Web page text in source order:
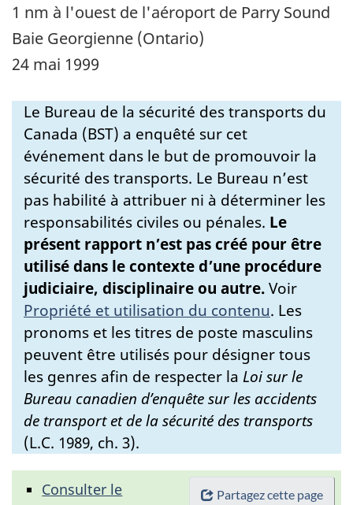
1 nm à l'ouest de l'aéroport de Parry Sound
Baie Georgienne (Ontario)
24 mai 1999
Le Bureau de la sécurité des transports du
Canada (BST) a enquêté sur cet
événement dans le but de promouvoir la
sécurité des transports. Le Bureau n’est
pas habilité à attribuer ni à déterminer les
responsabilités civiles ou pénales. Le
présent rapport n’est pas créé pour être
utilisé dans le contexte d’une procédure
judiciaire, disciplinaire ou autre.Voir
Propriété et utilisation du contenu. Les
pronoms et les titres de poste masculins
peuvent être utilisés pour désigner tous
les genres afin de respecter la Loi sur le
Bureau canadien d’enquête sur les accidents
de transport et de la sécurité des transports
(L.C. 1989, ch. 3).
Partagez cette page
Consulter le